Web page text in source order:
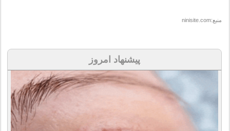
منبع:ninisite.com
پیشنهاد امروز